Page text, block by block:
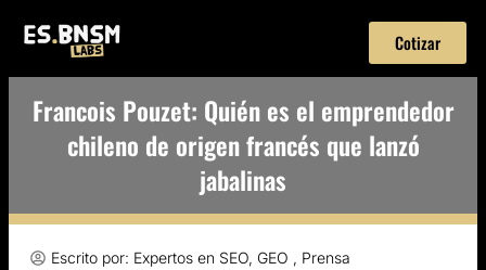
Cotizar
Francois Pouzet: Quién es el emprendedor
chileno de origen francés que lanzó
jabalinas
Escrito por: Expertos en SEO, GEO , Prensa